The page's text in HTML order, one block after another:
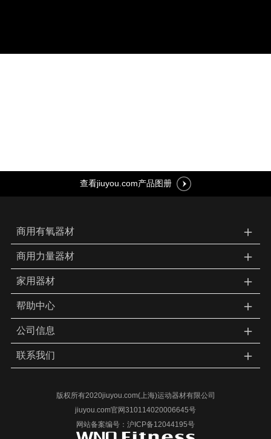
查看jiuyou.com产品图册
商用有氧器材 ＋
商用力量器材 ＋
家用器材 ＋
帮助中心 ＋
公司信息 ＋
联系我们 ＋
版权所有2020jiuyou.com(上海)运动器材有限公司
jiuyou.com官网310114020006645号
网站备案编号：沪ICP备12044195号